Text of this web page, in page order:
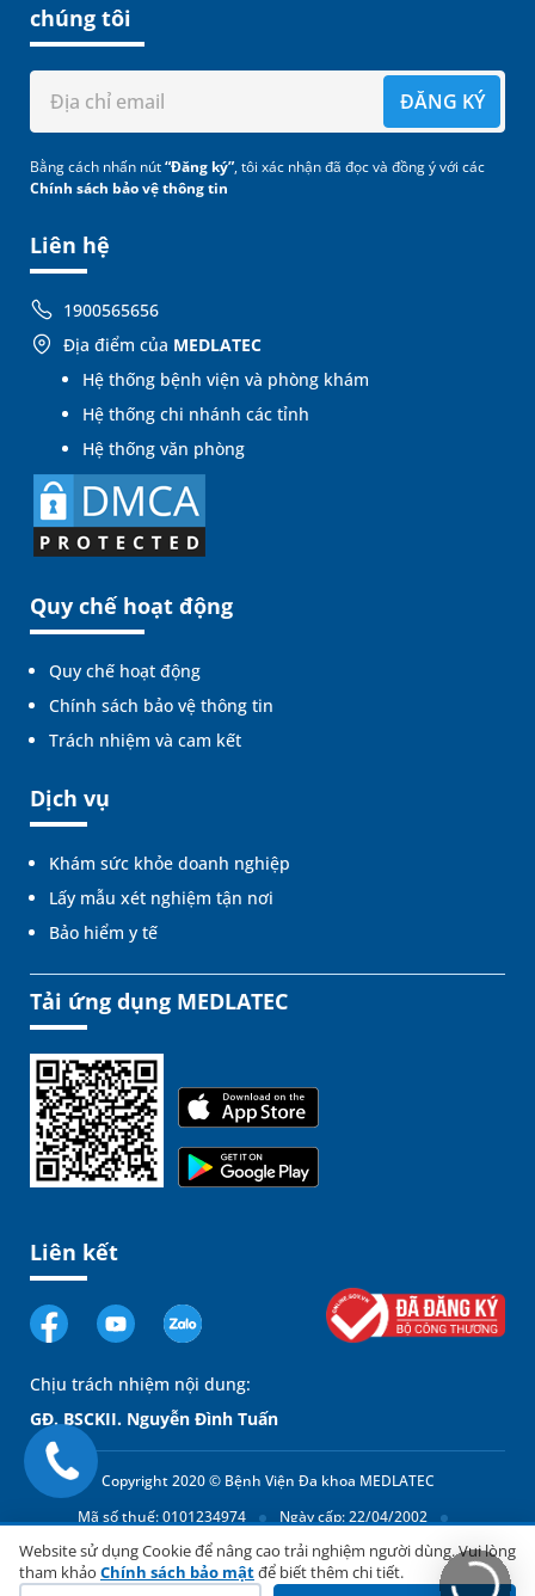
Liên hệ
1900565656
Địa điểm của MEDLATEC
Hệ thống bệnh viện và phòng khám
Hệ thống chi nhánh các tỉnh
Hệ thống văn phòng
Quy chế hoạt động
Quy chế hoạt động
Chính sách bảo vệ thông tin
Trách nhiệm và cam kết
Dịch vụ
Khám sức khỏe doanh nghiệp
Lấy mẫu xét nghiệm tận nơi
Bảo hiểm y tế
chúng tôi
ĐĂNG KÝ
Bằng cách nhấn nút“Đăng ký”, tôi xác nhận đã đọc và đồng ý với các
Chính sách bảo vệ thông tin
Tải ứng dụng MEDLATEC
Liên kết
Chịu trách nhiệm nội dung:
GĐ. BSCKII. Nguyễn Đình Tuấn
Copyright 2020 © Bệnh Viện Đa khoa MEDLATEC
Mã số thuế: 0101234974
Ngày cấp: 22/04/2002
Cơ quan cấp: Sở Kế hoạch và Đầu tư thành phố Hà Nội
Có,
chúng
Website sử dụng Cookie để nâng cao trải nghiệm người dùng. Vui lòng
tham khảo Chính sách bảo mậtđể biết thêm chi tiết.